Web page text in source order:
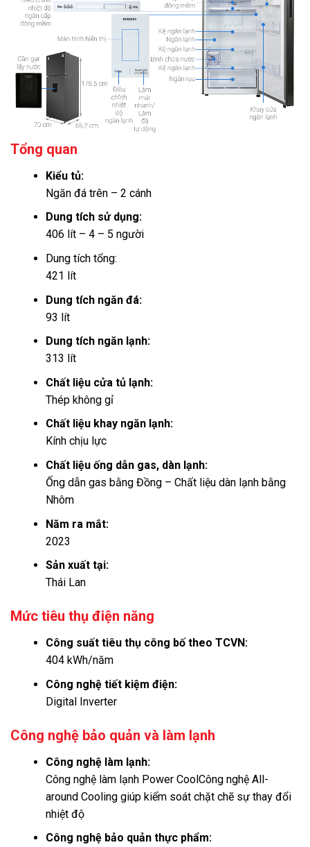
Tổng quan
Kiểu tủ:
Ngăn đá trên – 2 cánh
Dung tích sử dụng:
406 lít – 4 – 5 người
Dung tích tổng:
421 lít
Dung tích ngăn đá:
93 lít
Dung tích ngăn lạnh:
313 lít
Chất liệu cửa tủ lạnh:
Thép không gỉ
Chất liệu khay ngăn lạnh:
Kính chịu lực
Chất liệu ống dẫn gas, dàn lạnh:
Ống dẫn gas bằng Đồng – Chất liệu dàn lạnh bằng
Nhôm
Năm ra mắt:
2023
Sản xuất tại:
Thái Lan
Mức tiêu thụ điện năng
Công suất tiêu thụ công bố theo TCVN:
404 kWh/năm
Công nghệ tiết kiệm điện:
Digital Inverter
Công nghệ bảo quản và làm lạnh
Công nghệ làm lạnh:
Công nghệ làm lạnh Power CoolCông nghệ All-
around Cooling giúp kiểm soát chặt chẽ sự thay đổi
nhiệt độ
Công nghệ bảo quản thực phẩm: